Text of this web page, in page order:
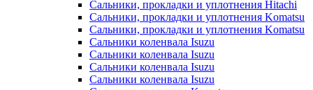
Сальники, прокладки и уплотнения Hitachi
Сальники, прокладки и уплотнения Komatsu
Сальники, прокладки и уплотнения Komatsu
Сальники коленвала Isuzu
Сальники коленвала Isuzu
Сальники коленвала Isuzu
Сальники коленвала Isuzu